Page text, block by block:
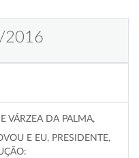
2016
VÁRZEA DA PALMA,
E EU, PRESIDENTE,